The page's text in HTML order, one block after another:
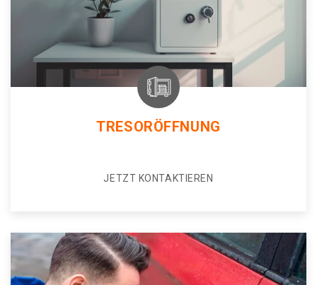
TRESORÖFFNUNG
JETZT KONTAKTIEREN